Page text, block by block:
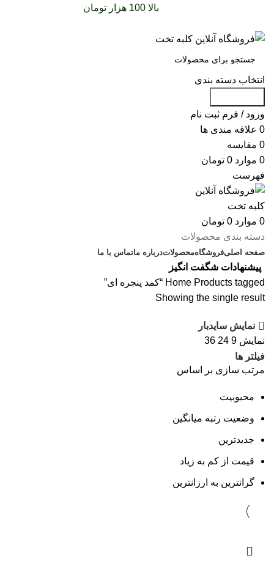
بالا 100 هزار تومان
انتخاب دسته بندی
ورود / فرم ثبت نام
0 علاقه مندی ها
0 مقایسه
0 موارد 0 تومان
فهرست
0 موارد 0 تومان
دسته بندی محصولات
صفحه اصلیفروشگاهمحصولاتدرباره ماتماس با ما
پیشنهادات شگفت انگیز
Home Products tagged “کمد پنجره ای”
Showing the single result
نمایش سایدبار
نمایش 9
24
36
فیلتر ها
مرتب سازی بر اساس
محبوبیت
وضعیت رتبه میانگین
جدیدترین
قیمت از کم به زیاد
گرانترین به ارزانترین